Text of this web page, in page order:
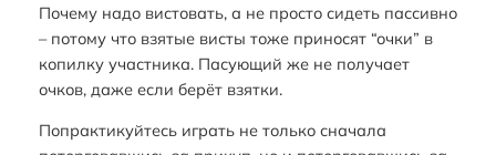
Почему надо вистовать, а не просто сидеть пассивно
– потому что взятые висты тоже приносят “очки” в
копилку участника. Пасующий же не получает
очков, даже если берёт взятки.
Попрактикуйтесь играть не только сначала